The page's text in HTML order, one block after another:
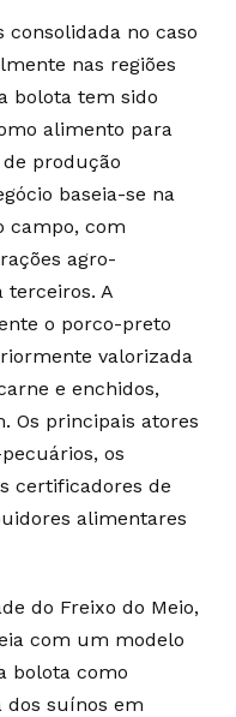
consolidada no caso
nas regiões
bolota tem sido
alimento para
produção
baseia-se na
campo, com
agro-
terceiros. A
o porco-preto
valorizada
e enchidos,
Os principais atores
os
certificadores de
alimentares
do Freixo do Meio,
com um modelo
bolota como
dos suínos em